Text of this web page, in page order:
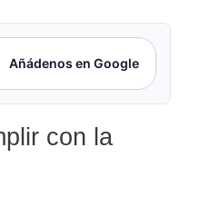
Añádenos en Google
con la